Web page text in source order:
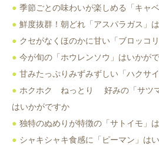
季節ごとの味わいが楽しめる「キャ
鮮度抜群！朝どれ「アスパラガス」
クセがなくほのかに甘い「ブロッコ
今が旬の「ホウレンソウ」はいかが
甘みたっぷりみずみずしい「ハクサ
ホクホク ねっとり 好みの「サツ
はいかがですか
独特のぬめりが特徴の「サトイモ」
シャキシャキ食感に「ピーマン」は